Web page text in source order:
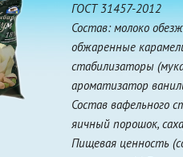
ГОСТ 31457-2012
Состав: молоко
обжаренные
стабилизаторы
ароматизатор
Состав вафельного
яичный порошок,
Пищевая ценность